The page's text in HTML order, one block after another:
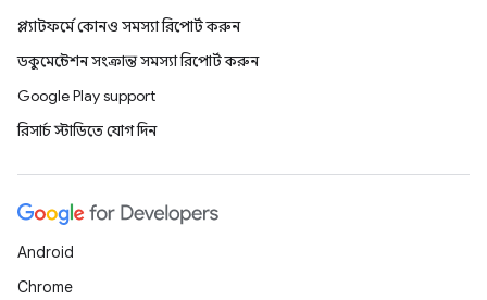
প্ল্যাটফর্মে কোনও সমস্যা রিপোর্ট করুন
ডকুমেন্টেশন সংক্রান্ত সমস্যা রিপোর্ট করুন
Google Play support
রিসার্চ স্টাডিতে যোগ দিন
Android
Chrome